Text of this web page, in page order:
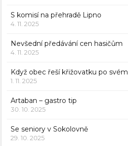
S komisí na přehradě Lipno
4. 11. 2025
Nevšední předávání cen hasičům
4. 11. 2025
Když obec řeší křižovatku po svém
1. 11. 2025
Artaban – gastro tip
30. 10. 2025
Se seniory v Sokolovně
29. 10. 2025